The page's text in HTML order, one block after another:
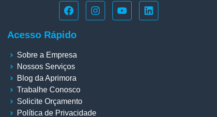
Acesso Rápido
Sobre a Empresa
Nossos Serviços
Blog da Aprimora
Trabalhe Conosco
Solicite Orçamento
Política de Privacidade